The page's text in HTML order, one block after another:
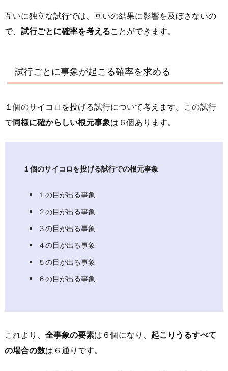
問
１
答・
解
3.
の
解
3.
問
解
4.
互いに独立な試行では、互いの結果に影響を及ぼさないの
で、 試行ごとに確率を考えることができます。
試行ごとに事象が起こる確率を求める
１個のサイコロを投げる試行について考えます。この試行
で同様に確からしい根元事象は６個あります。
１個のサイコロを投げる試行での根元事象
１の目が出る事象
２の目が出る事象
３の目が出る事象
４の目が出る事象
５の目が出る事象
６の目が出る事象
これより、 全事象の要素は６個になり、 起こりうるすべて
の場合の数は６通り です。